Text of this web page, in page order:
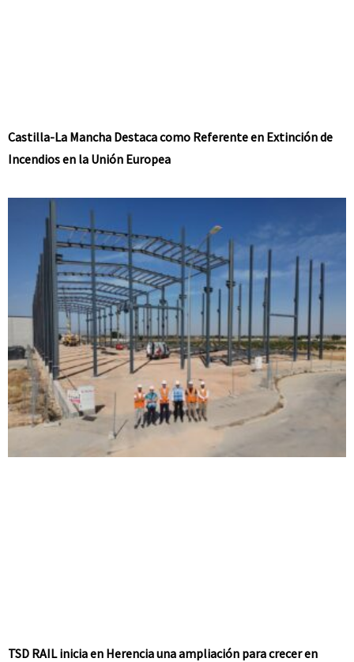
Castilla-La Mancha Destaca como Referente en Extinción de
Incendios en la Unión Europea
TSD RAIL inicia en Herencia una ampliación para crecer en